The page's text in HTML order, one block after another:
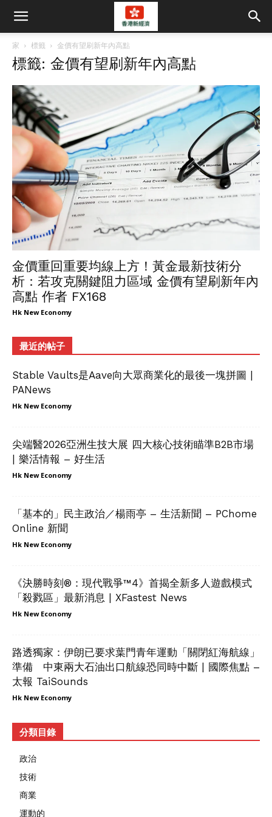
家 標籤 金價有望刷新年內高點
標籤: 金價有望刷新年內高點
金價重回重要均線上方！黃金最新技術分
析：若攻克關鍵阻力區域 金價有望刷新年內
高點 作者 FX168
Hk New Economy
最近的帖子
Stable Vaults是Aave向大眾商業化的最後一塊拼圖 |
PANews
Hk New Economy
尖端醫2026亞洲生技大展 四大核心技術瞄準B2B市場
| 樂活情報 – 好生活
Hk New Economy
「基本的」民主政治／楊雨亭 – 生活新聞 – PChome
Online 新聞
Hk New Economy
《決勝時刻®：現代戰爭™4》首揭全新多人遊戲模式
「殺戮區」最新消息 | XFastest News
Hk New Economy
路透獨家：伊朗已要求葉門青年運動「關閉紅海航線」
準備 中東兩大石油出口航線恐同時中斷 | 國際焦點 –
太報 TaiSounds
Hk New Economy
分類目錄
政治
技術
商業
運動的